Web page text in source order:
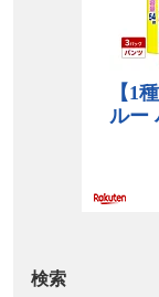
検索